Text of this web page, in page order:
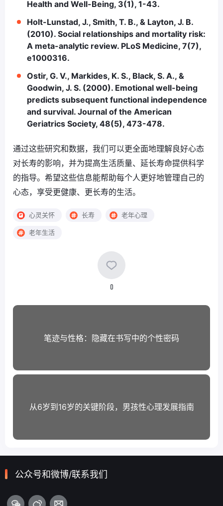
Health and Well-Being, 3(1), 1-43.
Holt-Lunstad, J., Smith, T. B., & Layton, J. B.
(2010). Social relationships and mortality risk:
A meta-analytic review. PLoS Medicine, 7(7),
e1000316.
Ostir, G. V., Markides, K. S., Black, S. A., &
Goodwin, J. S. (2000). Emotional well-being
predicts subsequent functional independence
and survival. Journal of the American
Geriatrics Society, 48(5), 473-478.
通过这些研究和数据，我们可以更全面地理解良好心态
对长寿的影响，并为提高生活质量、延长寿命提供科学
的指导。希望这些信息能帮助每个人更好地管理自己的
心态，享受更健康、更长寿的生活。
心灵关怀 长寿 老年心理
老年生活
0
笔迹与性格：隐藏在书写中的个性密码
从6岁到16岁的关键阶段，男孩性心理发展指南
公众号和微博/联系我们